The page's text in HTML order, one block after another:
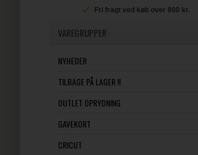
Fri fragt ved køb over 800 kr.
VAREGRUPPER
NYHEDER
TILBAGE PÅ LAGER !!
OUTLET OPRYDNING
GAVEKORT
CRICUT